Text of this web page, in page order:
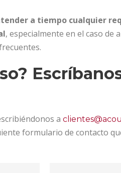
a tiempo cualquier
, especialmente en el caso de
a
formulario de contacto